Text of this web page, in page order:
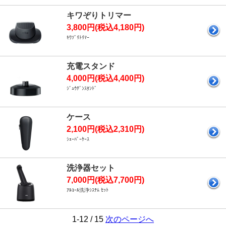
キワぞりトリマー
3,800円(税込4,180円)
ｷﾜｿﾞﾘﾄﾘﾏｰ
充電スタンド
4,000円(税込4,400円)
ｼﾞｭｳﾃﾞﾝｽﾀﾝﾄﾞ
ケース
2,100円(税込2,310円)
ｼｪｰﾊﾞｰｹｰｽ
洗浄器セット
7,000円(税込7,700円)
ｱﾙｺｰﾙ洗浄ｼｽﾃﾑ ｾｯﾄ
1-12 / 15 次のページへ